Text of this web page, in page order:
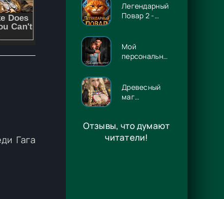
Легендарный
Повар 2 -
Мой
персональный
Древесный
маг
- Игорь
Павлов
Отзывы, что думают
читатели!
Гага